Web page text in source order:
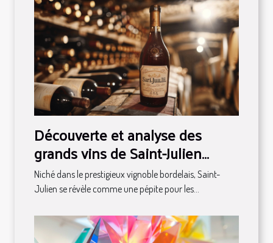
Découverte et analyse des
grands vins de Saint-Julien
classés en 1855
Niché dans le prestigieux vignoble bordelais, Saint-
Julien se révèle comme une pépite pour les...